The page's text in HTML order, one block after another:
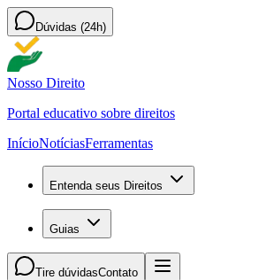
Dúvidas (24h)
Nosso Direito
Portal educativo sobre direitos
InícioNotíciasFerramentas
Entenda seus Direitos
Guias
Tire dúvidasContato